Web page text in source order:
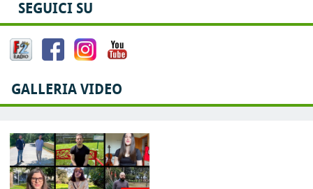
SEGUICI SU
GALLERIA VIDEO